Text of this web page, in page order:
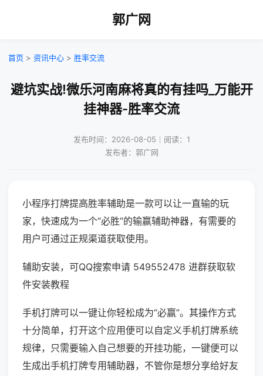
郭广网
首页 > 资讯中心 > 胜率交流
避坑实战!微乐河南麻将真的有挂吗_万能开
挂神器-胜率交流
发布时间：2026-08-05｜阅读：1
发布者：郭广网
小程序打牌提高胜率辅助是一款可以让一直输的玩
家，快速成为一个“必胜”的输赢辅助神器，有需要的
用户可通过正规渠道获取使用。
辅助安装，可QQ搜索申请 549552478 进群获取软
件安装教程
手机打牌可以一键让你轻松成为“必赢”。其操作方式
十分简单，打开这个应用便可以自定义手机打牌系统
规律，只需要输入自己想要的开挂功能，一键便可以
生成出手机打牌专用辅助器，不管你是想分享给好友